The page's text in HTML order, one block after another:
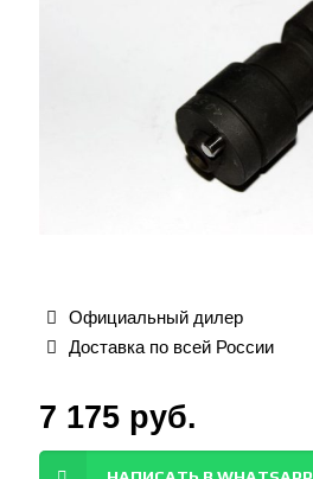
Официальный дилер
Доставка по всей России
7 175 руб.